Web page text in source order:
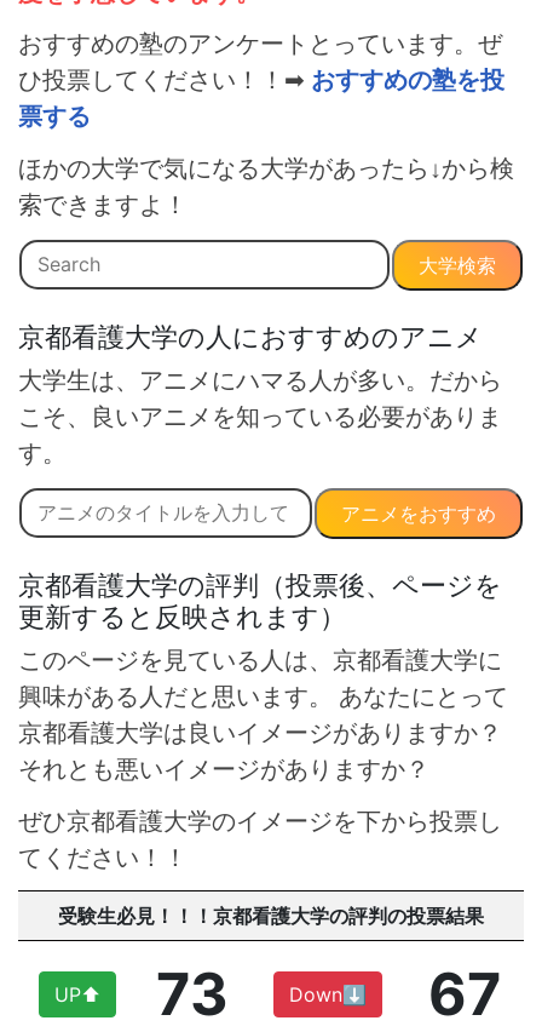
おすすめの塾のアンケートとっています。ぜ
ひ投票してください！！➡ おすすめの塾を投
票する
ほかの大学で気になる大学があったら↓から検
索できますよ！
大学検索
京都看護大学の人におすすめのアニメ
大学生は、アニメにハマる人が多い。だから
こそ、良いアニメを知っている必要がありま
す。
アニメをおすすめ
京都看護大学の評判（投票後、ページを
更新すると反映されます）
このページを見ている人は、京都看護大学に
興味がある人だと思います。 あなたにとって
京都看護大学は良いイメージがありますか？
それとも悪いイメージがありますか？
ぜひ京都看護大学のイメージを下から投票し
てください！！
受験生必見！！！京都看護大学の評判の投票結果
UP⬆︎ 73 Down⬇︎ 67